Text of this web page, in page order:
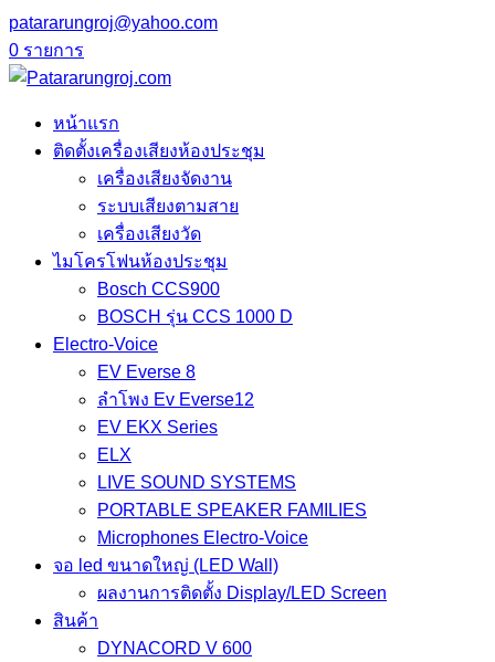
patararungroj@yahoo.com
0 รายการ
หน้าแรก
ติดตั้งเครื่องเสียงห้องประชุม
เครื่องเสียงจัดงาน
ระบบเสียงตามสาย
เครื่องเสียงวัด
ไมโครโฟนห้องประชุม
Bosch CCS900
BOSCH รุ่น CCS 1000 D
Electro-Voice
EV Everse 8
ลำโพง Ev Everse12
EV EKX Series
ELX
LIVE SOUND SYSTEMS
PORTABLE SPEAKER FAMILIES
Microphones Electro-Voice
จอ led ขนาดใหญ่ (LED Wall)
ผลงานการติดตั้ง Display/LED Screen
สินค้า
DYNACORD V 600